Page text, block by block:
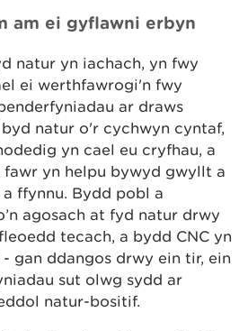
am ei gyflawni erbyn
natur yn iachach, yn fwy
ei werthfawrogi'n fwy
ar draws
natur o'r cychwyn cyntaf,
yn cael eu cryfhau, a
yn helpu bywyd gwyllt a
ffynnu. Bydd pobl a
agosach at fyd natur drwy
tecach, a bydd CNC yn
gan ddangos drwy ein tir, ein
sut olwg sydd ar
natur-bositif.